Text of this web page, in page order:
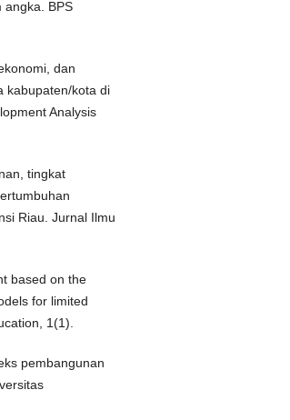
angka. BPS
dan
kabupaten/kota di
Analysis
tingkat
Riau. Jurnal Ilmu
based on the
for limited
1(1).
pembangunan